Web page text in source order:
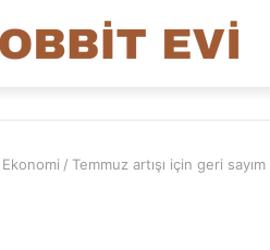
Ekonomi / Temmuz artışı için geri